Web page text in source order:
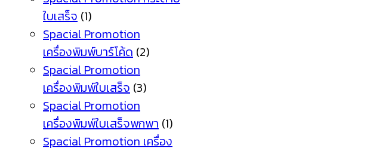
ใบเสร็จ (1)
Spacial Promotion
เครื่องพิมพ์บาร์โค้ด (2)
Spacial Promotion
เครื่องพิมพ์ใบเสร็จ (3)
Spacial Promotion
เครื่องพิมพ์ใบเสร็จพกพา (1)
Spacial Promotion เครื่อง